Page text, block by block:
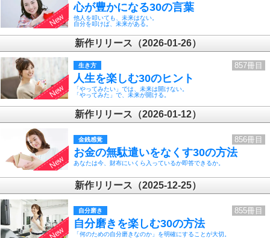
心が豊かになる30の言葉
他人を叩いても、未来はない。
自分を叩けば、未来がある。
新作リリース（2026-01-26）
生き方 857冊目
人生を楽しむ30のヒント
「やってみたい」では、未来は開けない。
「やってみた」で、未来が開ける。
新作リリース（2026-01-12）
金銭感覚 856冊目
お金の無駄遣いをなくす30の方法
あなたは今、財布にいくら入っているか即答できるか。
新作リリース（2025-12-25）
自分磨き 855冊目
自分磨きを楽しむ30の方法
「何のための自分磨きなのか」を明確にすることが大切。